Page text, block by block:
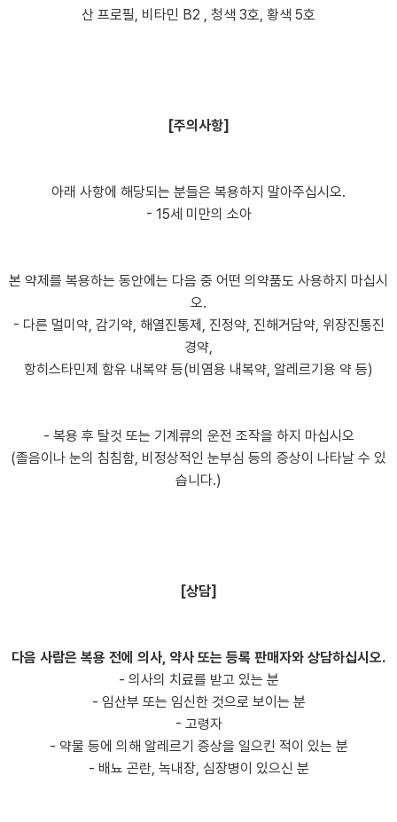
산 프로필, 비타민 B2 , 청색 3호, 황색 5호
[주의사항]
아래 사항에 해당되는 분들은 복용하지 말아주십시오.
- 15세 미만의 소아
본 약제를 복용하는 동안에는 다음 중 어떤 의약품도 사용하지 마십시
오.
- 다른 멀미약, 감기약, 해열진통제, 진정약, 진해거담약, 위장진통진
경약,
항히스타민제 함유 내복약 등(비염용 내복약, 알레르기용 약 등)
- 복용 후 탈것 또는 기계류의 운전 조작을 하지 마십시오
(졸음이나 눈의 침침함, 비정상적인 눈부심 등의 증상이 나타날 수 있
습니다.)
[상담]
다음 사람은 복용 전에 의사, 약사 또는 등록 판매자와 상담하십시오.
- 의사의 치료를 받고 있는 분
- 임산부 또는 임신한 것으로 보이는 분
- 고령자
- 약물 등에 의해 알레르기 증상을 일으킨 적이 있는 분
- 배뇨 곤란, 녹내장, 심장병이 있으신 분